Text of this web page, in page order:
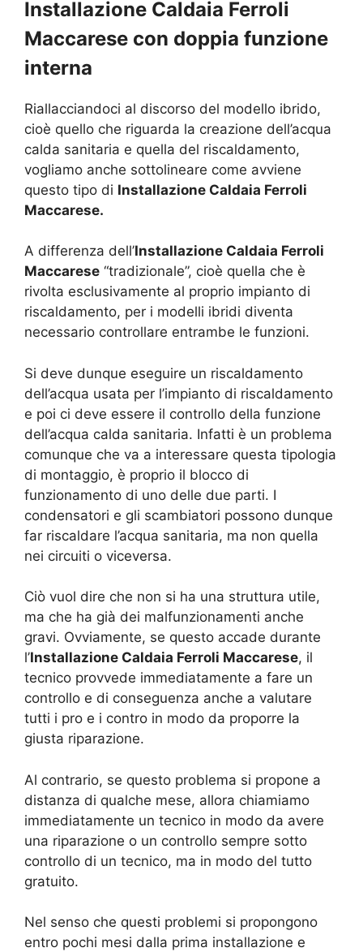
Installazione Caldaia Ferroli
Maccarese con doppia funzione
interna
Riallacciandoci al discorso del modello ibrido,
cioè quello che riguarda la creazione dell’acqua
calda sanitaria e quella del riscaldamento,
vogliamo anche sottolineare come avviene
questo tipo di Installazione Caldaia Ferroli
Maccarese.
A differenza dell’Installazione Caldaia Ferroli
Maccarese “tradizionale”, cioè quella che è
rivolta esclusivamente al proprio impianto di
riscaldamento, per i modelli ibridi diventa
necessario controllare entrambe le funzioni.
Si deve dunque eseguire un riscaldamento
dell’acqua usata per l’impianto di riscaldamento
e poi ci deve essere il controllo della funzione
dell’acqua calda sanitaria. Infatti è un problema
comunque che va a interessare questa tipologia
di montaggio, è proprio il blocco di
funzionamento di uno delle due parti. I
condensatori e gli scambiatori possono dunque
far riscaldare l’acqua sanitaria, ma non quella
nei circuiti o viceversa.
Ciò vuol dire che non si ha una struttura utile,
ma che ha già dei malfunzionamenti anche
gravi. Ovviamente, se questo accade durante
l’Installazione Caldaia Ferroli Maccarese, il
tecnico provvede immediatamente a fare un
controllo e di conseguenza anche a valutare
tutti i pro e i contro in modo da proporre la
giusta riparazione.
Al contrario, se questo problema si propone a
distanza di qualche mese, allora chiamiamo
immediatamente un tecnico in modo da avere
una riparazione o un controllo sempre sotto
controllo di un tecnico, ma in modo del tutto
gratuito.
Nel senso che questi problemi si propongono
entro pochi mesi dalla prima installazione e